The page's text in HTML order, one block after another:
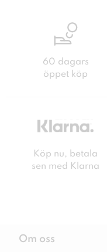
60 dagars
öppet köp
Köp nu, betala
sen med Klarna
Om oss